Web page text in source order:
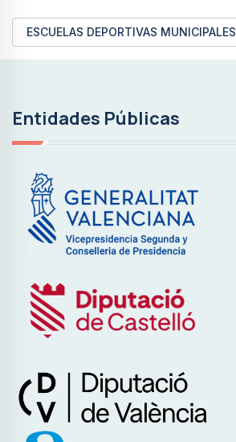
ESCUELAS DEPORTIVAS MUNICIPALES
Entidades Públicas